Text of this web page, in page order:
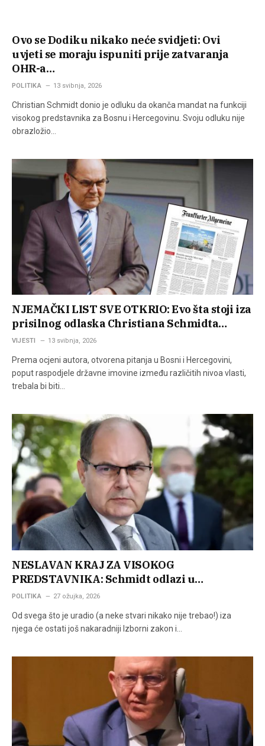
Ovo se Dodiku nikako neće svidjeti: Ovi
uvjeti se moraju ispuniti prije zatvaranja
OHR-a…
POLITIKA 13 svibnja, 2026
Christian Schmidt donio je odluku da okanča mandat na funkciji
visokog predstavnika za Bosnu i Hercegovinu. Svoju odluku nije
obrazložio…
NJEMAČKI LIST SVE OTKRIO: Evo šta stoji iza
prisilnog odlaska Christiana Schmidta…
VIJESTI 13 svibnja, 2026
Prema ocjeni autora, otvorena pitanja u Bosni i Hercegovini,
poput raspodjele državne imovine između različitih nivoa vlasti,
trebala bi biti…
NESLAVAN KRAJ ZA VISOKOG
PREDSTAVNIKA: Schmidt odlazi u…
POLITIKA 27 ožujka, 2026
Od svega što je uradio (a neke stvari nikako nije trebao!) iza
njega će ostati još nakaradniji Izborni zakon i…